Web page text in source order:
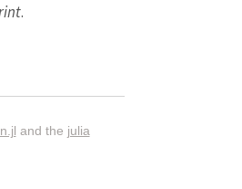
.
and the julia